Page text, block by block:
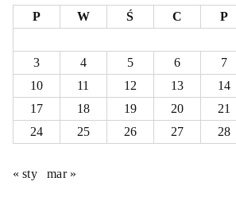
P
W Ś C P
3
4 5 6 7
10
11 12 13 14
17
18 19 20 21
24
25 26 27 28
« sty mar »